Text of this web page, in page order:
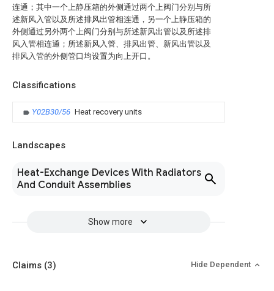
连通；其中一个上静压箱的外侧通过两个上阀门分别与所
述新风入管以及所述排风出管相连通，另一个上静压箱的
外侧通过另外两个上阀门分别与所述新风出管以及所述排
风入管相连通；所述新风入管、排风出管、新风出管以及
排风入管的外侧管口均设置为向上开口。
Classifications
Y02B30/56 Heat recovery units
Landscapes
Heat-Exchange Devices With Radiators
And Conduit Assemblies
Show more
Claims (3) Hide Dependent